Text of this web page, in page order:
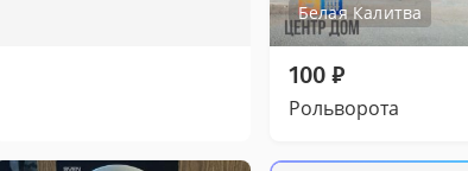
Белая Калитва
100 ₽
Рольворота